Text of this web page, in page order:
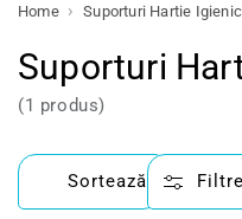
Home Suporturi Hartie
Suporturi
(1 produs)
Sortează